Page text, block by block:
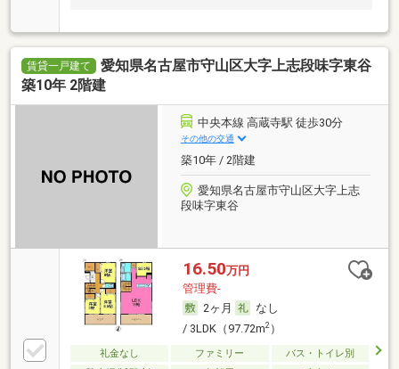
賃貸一戸建て
愛知県名古屋市守山区大字上志段味字東谷
築10年 2階建
中央本線 高蔵寺駅 徒歩30分
その他の交通
築10年 / 2階建
愛知県名古屋市守山区大字上志
段味字東谷
16.50万円
管理費-
2ヶ月
なし
/ 3LDK（97.72m2）
礼金なし ファミリー
バス・トイレ別